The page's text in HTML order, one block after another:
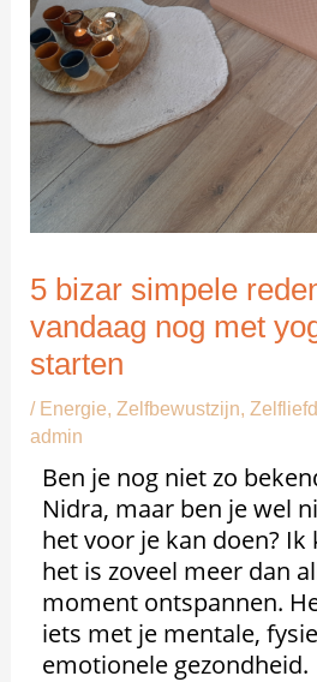
5 bizar simpele
vandaag nog met
starten
/ Energie, Zelfbewustzijn,
admin
Ben je nog niet zo
Nidra, maar ben je wel
het voor je kan doen? Ik
het is zoveel meer dan
moment ontspannen.
iets met je mentale,
emotionele gezondheid.